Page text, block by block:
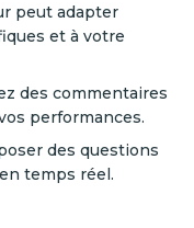
peut adapter
et à votre
des commentaires
performances.
des questions
temps réel.